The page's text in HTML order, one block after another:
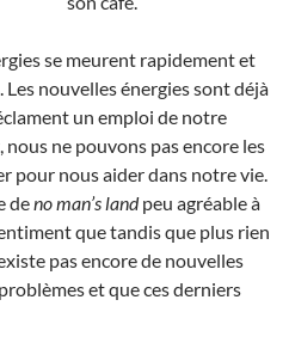
se meurent rapidement et
nouvelles énergies sont déjà
un emploi de notre
ne pouvons pas encore les
pour nous aider dans notre vie.
deno man’s landpeu agréable à
que tandis que plus rien
pas encore de nouvelles
et que ces derniers